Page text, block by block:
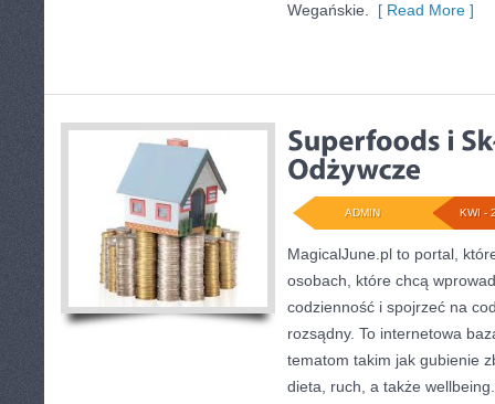
Wegańskie.
[ Read More ]
KWI -
ADMIN
MagicalJune.pl to portal,
osobach, które chcą
codzienność i spojrzeć na
rozsądny. To internetowa
tematom takim jak gubienie
dieta, ruch, a także